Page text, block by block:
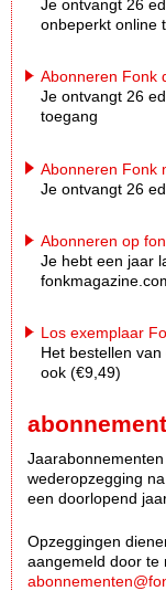
Je ontvangt 26
onbeperkt online
Abonneren Fonk
Je ontvangt 26
toegang
Abonneren Fonk
Je ontvangt 26
Abonneren op
Je hebt een jaar
Los exemplaar
Het bestellen
ook (€9,49)
wederopzegging
een doorlopend
Opzeggingen
aangemeld door te